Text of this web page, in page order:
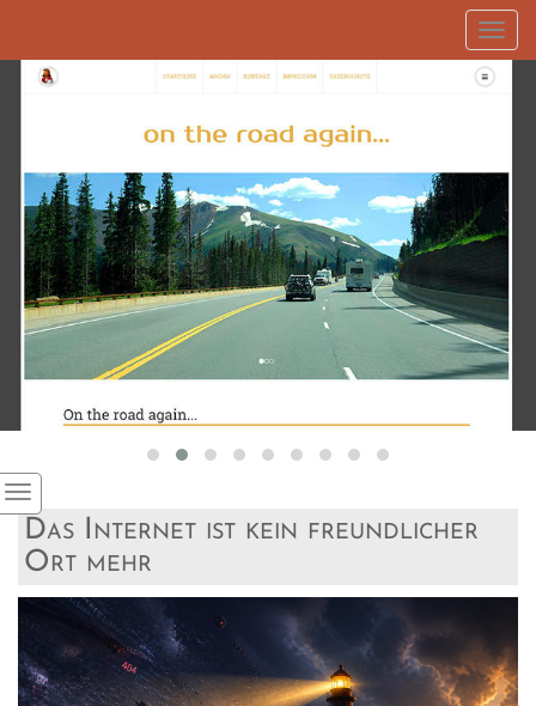
Das Internet ist kein freundlicher
Ort mehr